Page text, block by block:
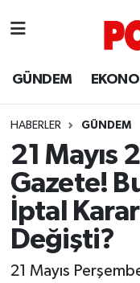
GÜNDEM
HABERLER GÜNDEM
21 Mayıs
Gazete!
İptal
Değişti?
21 Mayıs
Ayvalık
Balya
Bandırma
Bigadiç
BİYOGRAFİLER
Balıkesir Hava
Balıkesir
Balıkesir
Süper Lig
Tüm Manşetler